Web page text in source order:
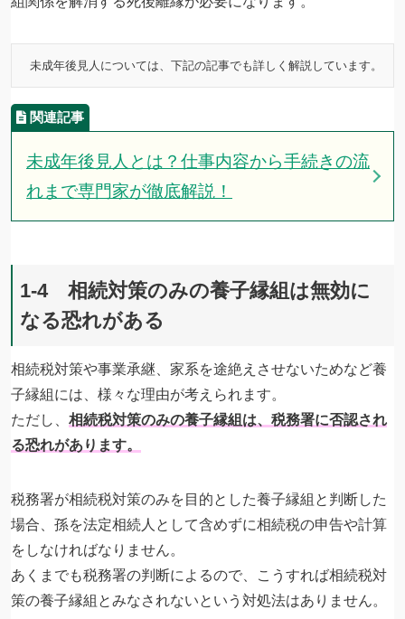
未成年後見人とは？仕事内容から手続きの流
れまで専門家が徹底解説！
1-4 相続対策のみの養子縁組は無効に
なる恐れがある
相続税対策や事業承継、家系を途絶えさせないためなど養
子縁組には、様々な理由が考えられます。
ただし、 相続税対策のみの養子縁組は、税務署に否認され
る恐れがあります。
税務署が相続税対策のみを目的とした養子縁組と判断した
場合、孫を法定相続人として含めずに相続税の申告や計算
をしなければなりません。
あくまでも税務署の判断によるので、こうすれば相続税対
策の養子縁組とみなされないという対処法はありません。